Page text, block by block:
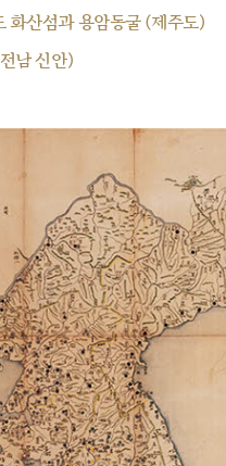
화산섬과 용암동굴 (제주도)
남 신안)